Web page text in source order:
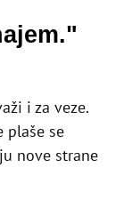
i za veze.
plaše se
nove strane